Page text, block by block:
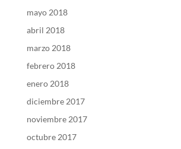
mayo 2018
abril 2018
marzo 2018
febrero 2018
enero 2018
diciembre 2017
noviembre 2017
octubre 2017